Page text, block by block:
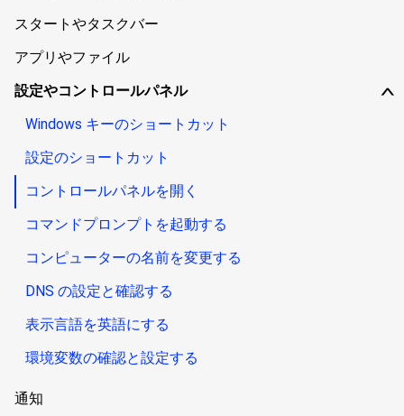
スタートやタスクバー
アプリやファイル
∨
設定やコントロールパネル
Windows キーのショートカット
設定のショートカット
コントロールパネルを開く
コマンドプロンプトを起動する
コンピューターの名前を変更する
DNS の設定と確認する
表示言語を英語にする
環境変数の確認と設定する
通知